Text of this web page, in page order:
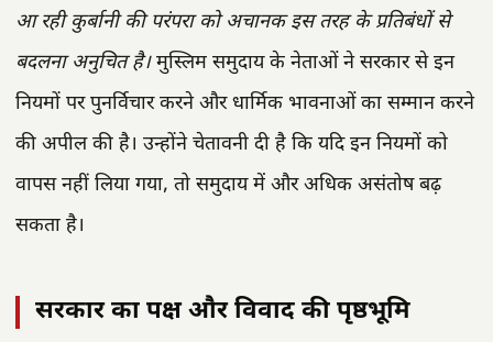
आ रही कुर्बानी की परंपरा को अचानक इस तरह के प्रतिबंधों से
बदलना अनुचित है।मुस्लिम समुदाय के नेताओं ने सरकार से इन
नियमों पर पुनर्विचार करने और धार्मिक भावनाओं का सम्मान करने
की अपील की है। उन्होंने चेतावनी दी है कि यदि इन नियमों को
वापस नहीं लिया गया, तो समुदाय में और अधिक असंतोष बढ़
सकता है।
सरकार का पक्ष और विवाद की पृष्ठभूमि